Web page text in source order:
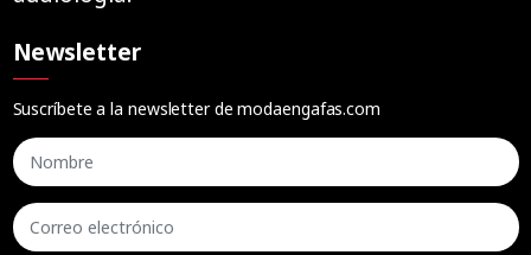
Newsletter
Suscríbete a la newsletter de modaengafas.com